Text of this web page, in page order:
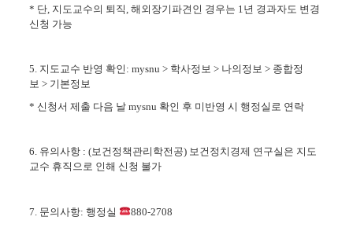
* 단 지도교수의 퇴직 ,해외장기파견인 경우는 1 년 경과자도 변경
신청 가능
5. 지도교수 반영 확인 : mysnu > 학사정보> 나의정보> 종합정
보> 기본정보
* 신청서 제출 다음 날mysnu 확인 후 미반영 시 행정실로 연락
6. 유의사항 : (보건정책관리학전공) 보건정치경제 연구실은 지도
교수 휴직으로 인해 신청 불가
7. 문의사항:행정실 880-2708